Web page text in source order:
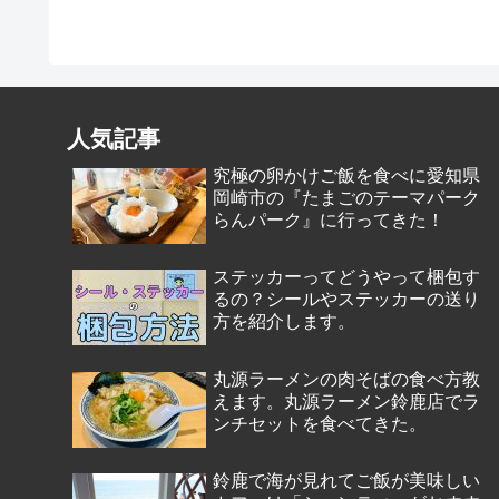
人気記事
究極の卵かけご飯を食べに愛知県
岡崎市の『たまごのテーマパーク
らんパーク』に行ってきた！
ステッカーってどうやって梱包す
るの？シールやステッカーの送り
方を紹介します。
丸源ラーメンの肉そばの食べ方教
えます。丸源ラーメン鈴鹿店でラ
ンチセットを食べてきた。
鈴鹿で海が見れてご飯が美味しい